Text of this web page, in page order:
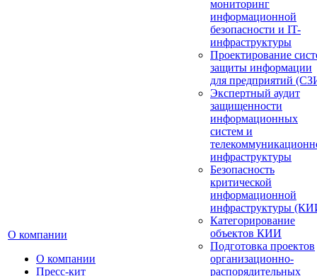
О компании
О компании
Пресс-кит
мониторинг
информационной
безопасности и IT-
инфраструктуры
Проектирование
защиты информации
для предприятий
Экспертный аудит
защищенности
информационных
систем и
инфраструктуры
Безопасность
критической
информационной
инфраструктуры
Категорирование
объектов КИИ
Подготовка проектов
организационно-
распорядительных